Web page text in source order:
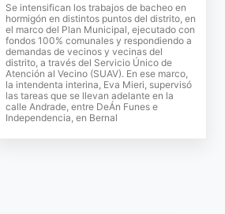
Se intensifican los trabajos de bacheo en
hormigón en distintos puntos del distrito, en
el marco del Plan Municipal, ejecutado con
fondos 100% comunales y respondiendo a
demandas de vecinos y vecinas del
distrito, a través del Servicio Único de
Atención al Vecino (SUAV). En ese marco,
la intendenta interina, Eva Mieri, supervisó
las tareas que se llevan adelante en la
calle Andrade, entre DeÁn Funes e
Independencia, en Bernal